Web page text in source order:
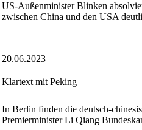
US-Außenminister Blinken
zwischen China und den USA
20.06.2023
Klartext mit Peking
In Berlin finden die deutsch-
Premierminister Li Qiang